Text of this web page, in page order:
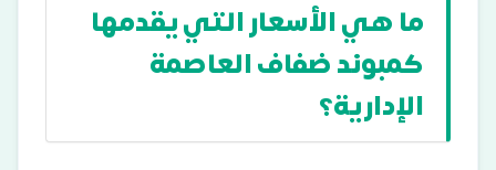
ما هي الأسعار التي يقدمها
كمبوند ضفاف العاصمة
الإدارية؟